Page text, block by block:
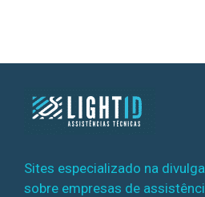
Sites especializado na
sobre empresas de